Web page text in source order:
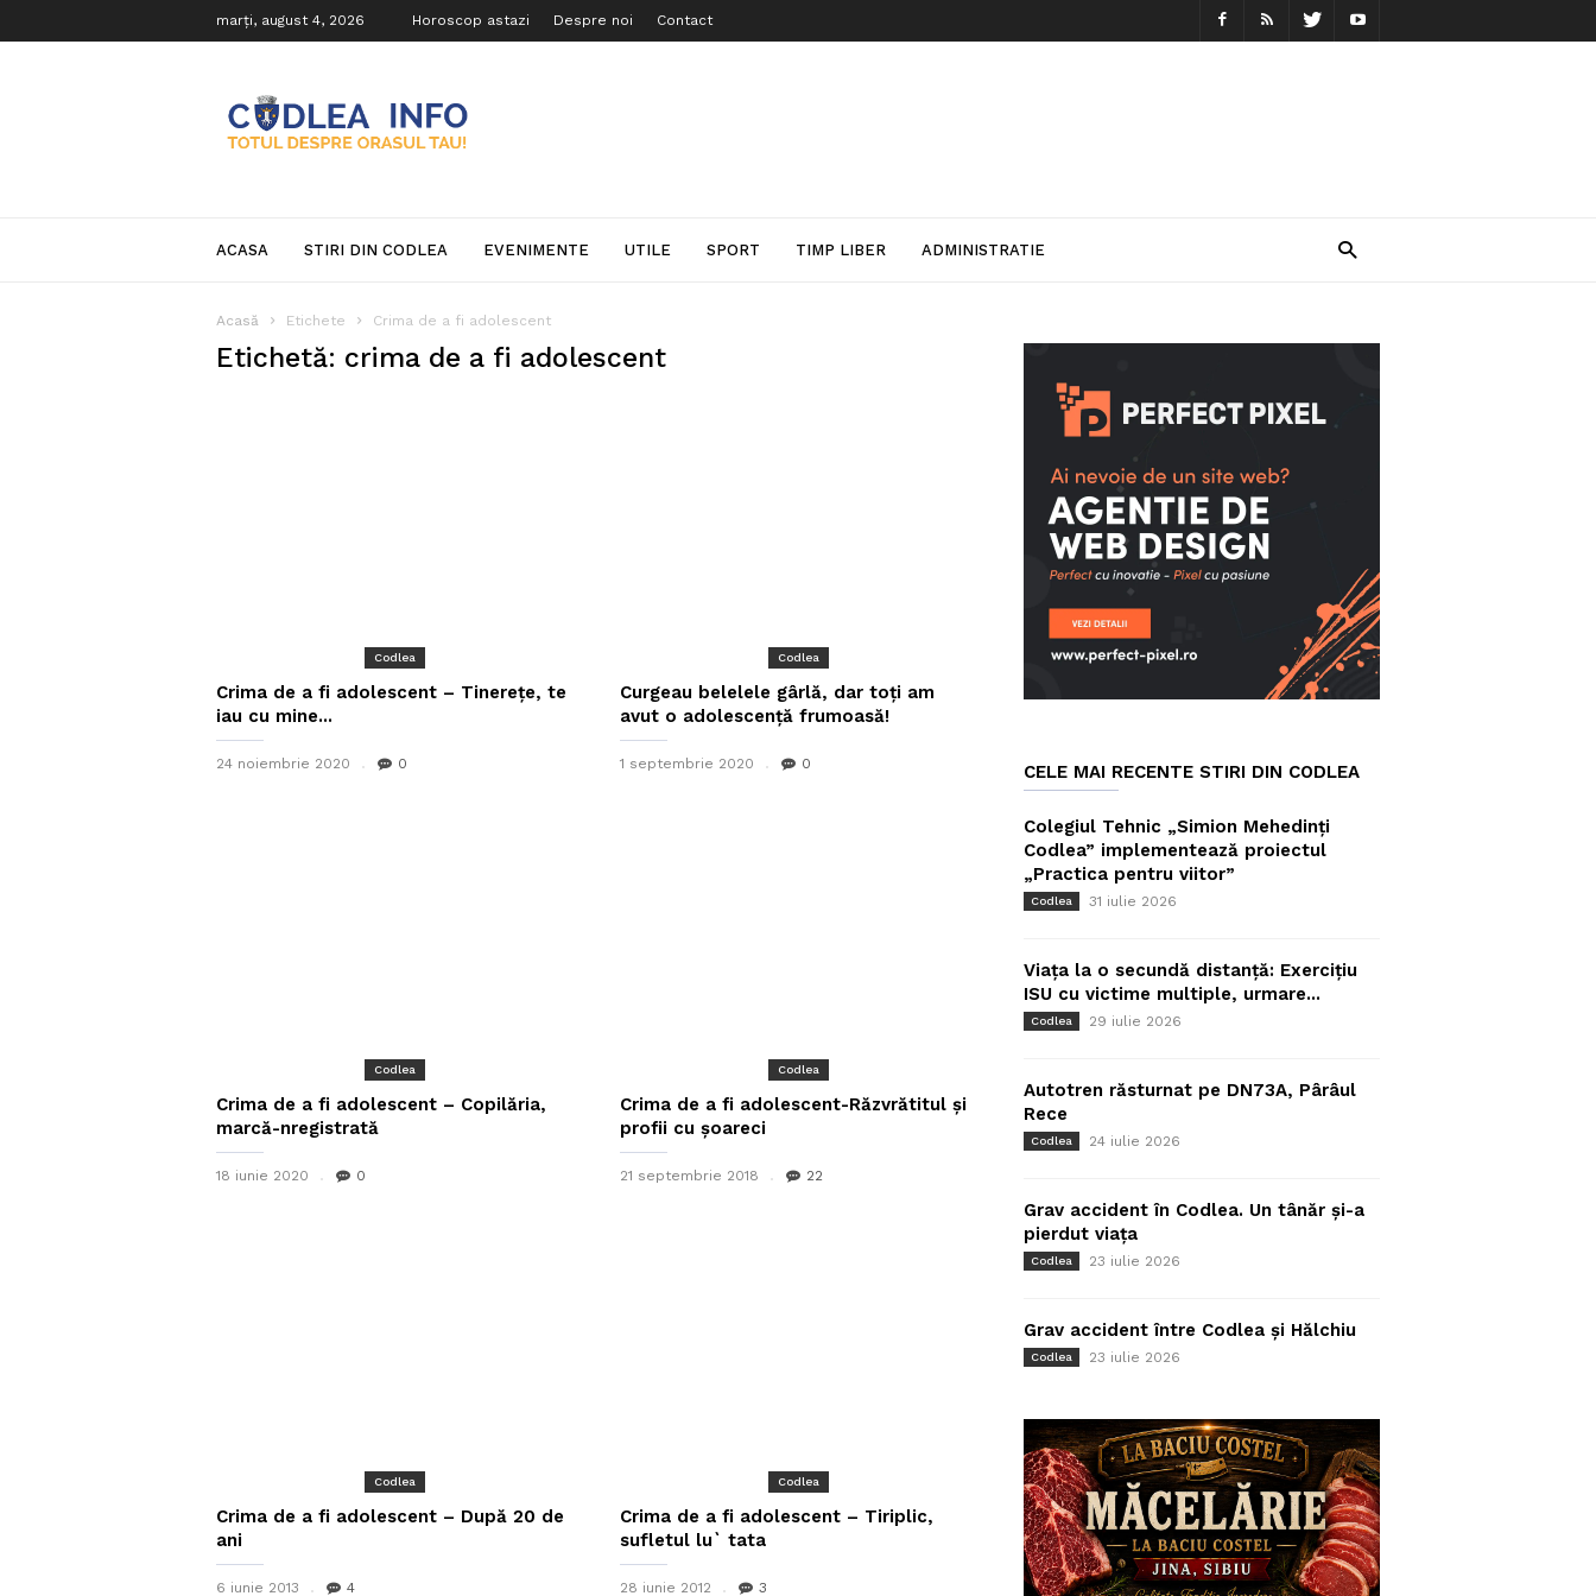
marți, august 4, 2026 Horoscop astazi Despre noi Contact
Info
ACASA STIRI DIN CODLEA EVENIMENTE UTILE SPORT TIMP LIBER ADMINISTRATIE
Acasă Etichete Crima de a fi adolescent
Etichetă: crima de a fi adolescent
Codlea
Crima de a fi adolescent – Tinerețe, te
iau cu mine...
24 noiembrie 2020 0
Codlea
Curgeau belelele gârlă, dar toți am
avut o adolescență frumoasă!
1 septembrie 2020 0
Codlea
Crima de a fi adolescent – Copilăria,
marcă-nregistrată
18 iunie 2020 0
Codlea
Crima de a fi adolescent-Răzvrătitul şi
profii cu şoareci
21 septembrie 2018 22
Codlea
Crima de a fi adolescent – După 20 de
ani
6 iunie 2013 4
Codlea
Crima de a fi adolescent – Tiriplic,
sufletul lu` tata
28 iunie 2012 3
CELE MAI RECENTE STIRI DIN CODLEA
Colegiul Tehnic „Simion Mehedinți
Codlea” implementează proiectul
„Practica pentru viitor”
Codlea 31 iulie 2026
Viața la o secundă distanță: Exercițiu
ISU cu victime multiple, urmare...
Codlea 29 iulie 2026
Autotren răsturnat pe DN73A, Pârâul
Rece
Codlea 24 iulie 2026
Grav accident în Codlea. Un tânăr și-a
pierdut viața
Codlea 23 iulie 2026
Grav accident între Codlea și Hălchiu
Codlea 23 iulie 2026